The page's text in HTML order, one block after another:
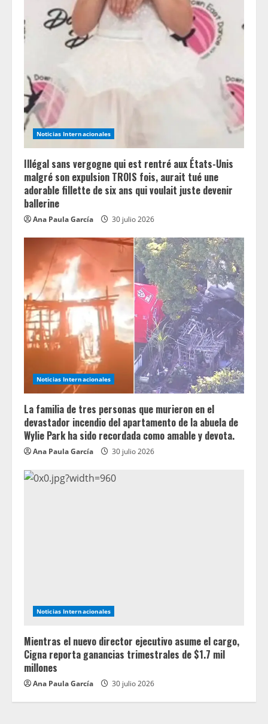
e
d
i
n
g
Noticias Internacionales
Illégal sans vergogne qui est rentré aux États-Unis
malgré son expulsion TROIS fois, aurait tué une
adorable fillette de six ans qui voulait juste devenir
ballerine
Ana Paula García 30 julio 2026
Noticias Internacionales
La familia de tres personas que murieron en el
devastador incendio del apartamento de la abuela de
Wylie Park ha sido recordada como amable y devota.
Ana Paula García 30 julio 2026
Noticias Internacionales
Mientras el nuevo director ejecutivo asume el cargo,
Cigna reporta ganancias trimestrales de $1.7 mil
millones
Ana Paula García 30 julio 2026